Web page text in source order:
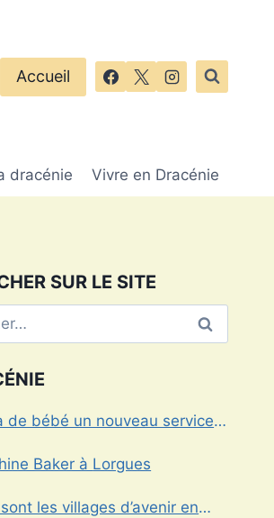
Accueil
dracénie Vivre en Dracénie
SUR LE SITE
:
de bébé un nouveau service à
Joséphine Baker à Lorgues
les villages d’avenir en